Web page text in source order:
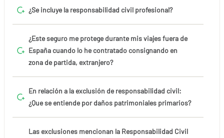
¿Se incluye la responsabilidad civil profesional?
¿Este seguro me protege durante mis viajes fuera de
España cuando lo he contratado consignando en
zona de partida, extranjero?
En relación a la exclusión de responsabilidad civil:
¿Que se entiende por daños patrimoniales primarios?
Las exclusiones mencionan la Responsabilidad Civil